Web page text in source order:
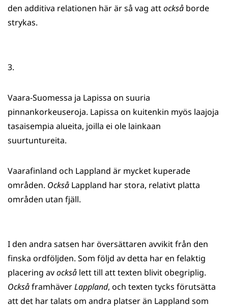
den additiva relationen här är så vag attockså borde
strykas.
3.
Vaara-Suomessa ja Lapissa on suuria
pinnankorkeuseroja. Lapissa on kuitenkin myös laajoja
tasaisempia alueita, joilla ei ole lainkaan
suurtuntureita.
Vaarafinland och Lappland är mycket kuperade
områden. Också Lappland har stora, relativt platta
områden utan fjäll.
I den andra satsen har översättaren avvikit från den
finska ordföljden. Som följd av detta har en felaktig
placering avockså lett till att texten blivit obegriplig.
OcksåframhäverLappland, och texten tycks förutsätta
att det har talats om andra platser än Lappland som